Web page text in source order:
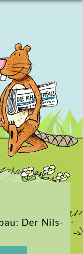
Der Nils-